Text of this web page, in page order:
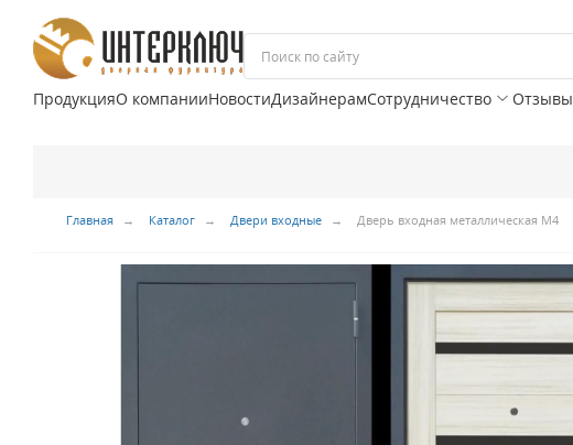
ПродукцияО компанииНовостиДизайнерамСотрудничество Отзывы
Главная Каталог Двери входные Дверь входная металлическая М4